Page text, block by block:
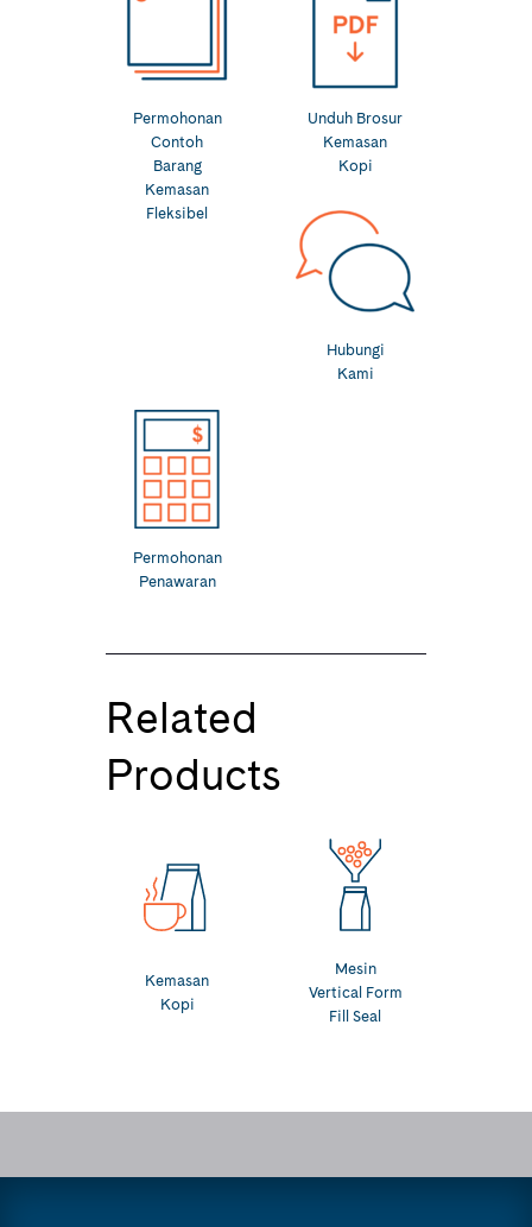
Permohonan
Contoh
Barang
Kemasan
Fleksibel
Unduh Brosur
Kemasan
Kopi
Hubungi
Kami
Permohonan
Penawaran
Related
Products
Kemasan
Kopi
Mesin
Vertical Form
Fill Seal